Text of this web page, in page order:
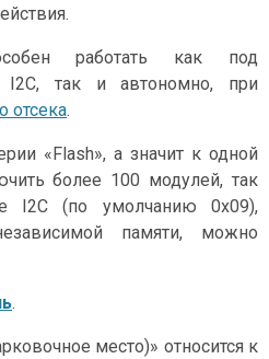
работать как под
так и автономно, при
отсека.
«Flash», а значит к одной
более 100 модулей, так
I2C (по умолчанию 0x09),
памяти, можно
.
место)» относится к